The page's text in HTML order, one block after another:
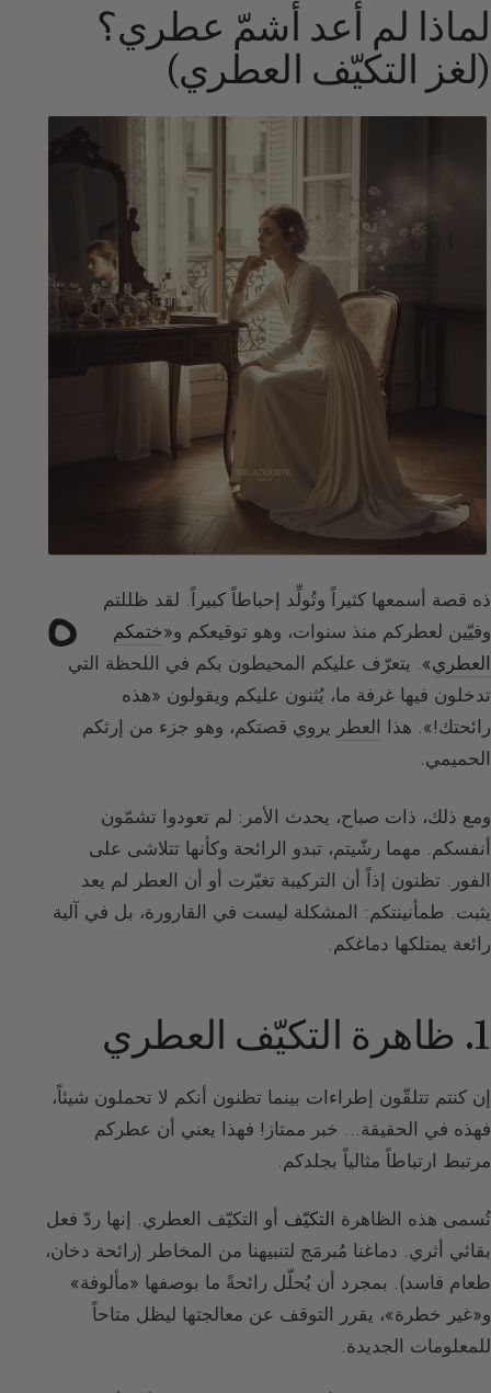
لماذا لم أعد أشمّ عطري؟
(لغز التكيّف العطري)
ه
ذه قصة أسمعها كثيراً وتُولِّد إحباطاً كبيراً. لقد ظللتم
وفيّين لعطركم منذ سنوات، وهو توقيعكم و«ختمكم
العطري». يتعرّف عليكم المحيطون بكم في اللحظة التي
تدخلون فيها غرفة ما، يُثنون عليكم ويقولون «هذه
رائحتك!». هذا العطر يروي قصتكم، وهو جزء من إرثكم
الحميمي.
ومع ذلك، ذات صباح، يحدث الأمر: لم تعودوا تشمّون
أنفسكم. مهما رشّيتم، تبدو الرائحة وكأنها تتلاشى على
الفور. تظنون إذاً أن التركيبة تغيّرت أو أن العطر لم يعد
يثبت. طمأنينتكم: المشكلة ليست في القارورة، بل في آلية
رائعة يمتلكها دماغكم.
1. ظاهرة التكيّف العطري
إن كنتم تتلقّون إطراءات بينما تظنون أنكم لا تحملون شيئاً،
فهذه في الحقيقة… خبر ممتاز! فهذا يعني أن عطركم
مرتبط ارتباطاً مثالياً بجلدكم.
تُسمى هذه الظاهرة التكيّف أو التكيّف العطري. إنها ردّ فعل
بقائي أثري. دماغنا مُبرمَج لتنبيهنا من المخاطر (رائحة دخان،
طعام فاسد). بمجرد أن يُحلّل رائحةً ما بوصفها «مألوفة»
و«غير خطرة»، يقرر التوقف عن معالجتها ليظل متاحاً
للمعلومات الجديدة.